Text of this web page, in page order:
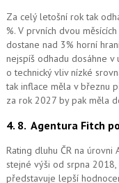
Za celý letošní rok tak
%. V prvních dvou
dostane nad 3% horní
nejspíš odhadu dosáhne
o technický vliv nízké
tak inflace měla v březnu
za rok 2027 by pak měla
4. 8. Agentura Fitch
Rating dluhu ČR na úrovni
stejné výši od srpna 2018,
představuje lepší